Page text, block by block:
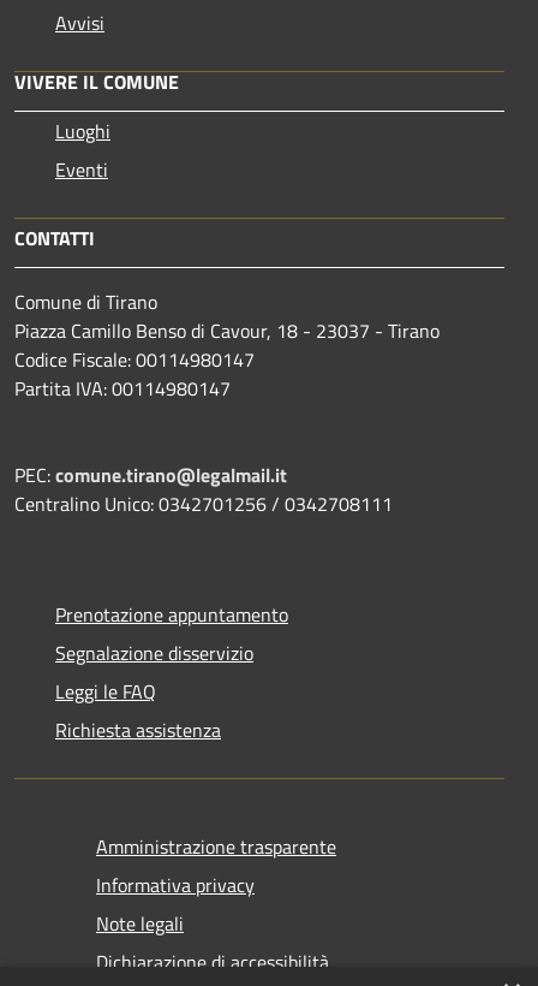
Avvisi
VIVERE IL COMUNE
Luoghi
Eventi
CONTATTI
Comune di Tirano
Piazza Camillo Benso di Cavour, 18 - 23037 - Tirano
Codice Fiscale: 00114980147
Partita IVA: 00114980147
PEC:comune.tirano@legalmail.it
Centralino Unico: 0342701256 / 0342708111
Prenotazione appuntamento
Segnalazione disservizio
Leggi le FAQ
Richiesta assistenza
Amministrazione trasparente
Informativa privacy
Note legali
Dichiarazione di accessibilità